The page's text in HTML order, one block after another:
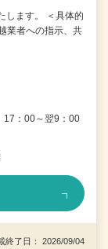
します。 ＜具体的
業者への指示、共
17：00～翌9：00
了日： 2026/09/04